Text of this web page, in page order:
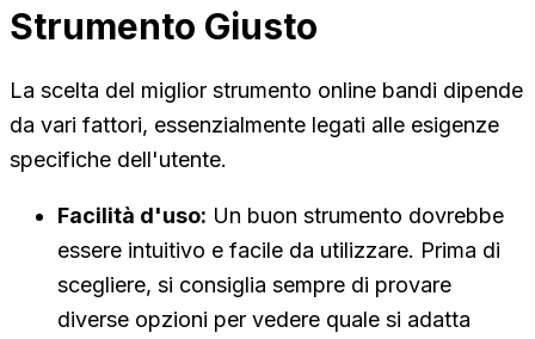
Strumento Giusto
La scelta del miglior strumento online bandi dipende
da vari fattori, essenzialmente legati alle esigenze
specifiche dell'utente.
Facilità d'uso: Un buon strumento dovrebbe
essere intuitivo e facile da utilizzare. Prima di
scegliere, si consiglia sempre di provare
diverse opzioni per vedere quale si adatta